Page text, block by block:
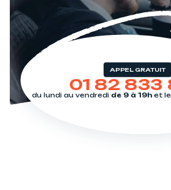
APPEL GRATUIT
01 82 833
du lundi au vendredi de 9 à 19h et